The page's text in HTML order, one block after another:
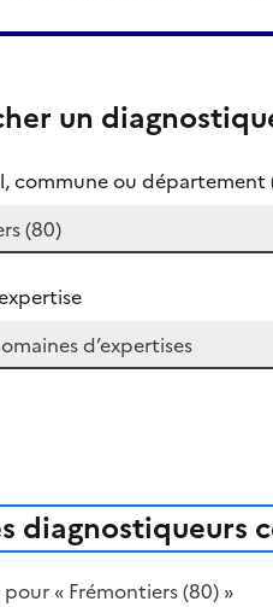
un
commune ou département
diagnostiqueurs
pour « Frémontiers (80) »